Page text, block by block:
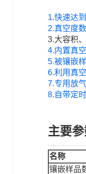
1.快速达
2.真空度
3.大容积
4.内置真
5.被镶嵌
6.利用真
7.专用放
8.自带定
主要
名称
镶嵌样品